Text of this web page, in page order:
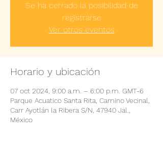
Se ha cerrado la posibilidad de
registrarse
Ver otros eventos
Horario y ubicación
07 oct 2024, 9:00 a.m. – 6:00 p.m. GMT-6
Parque Acuatico Santa Rita, Camino Vecinal,
Carr Ayotlán la Ribera S/N, 47940 Jal.,
México